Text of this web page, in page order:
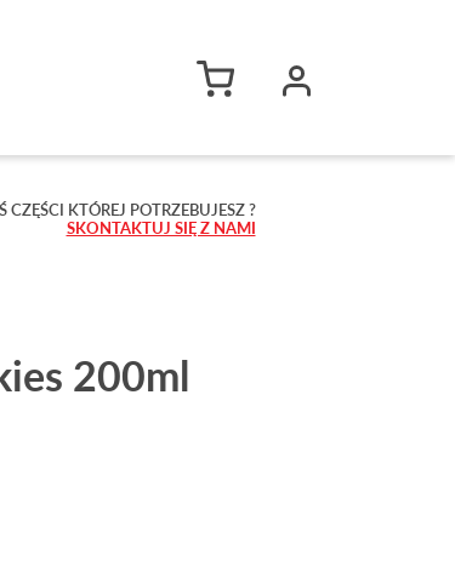
CZĘŚCI KTÓREJ POTRZEBUJESZ ?
SKONTAKTUJ SIĘ Z NAMI
200ml